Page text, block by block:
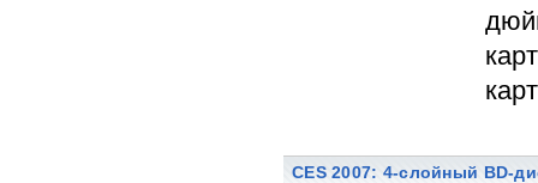
CES 2007: 4-слойный BD-